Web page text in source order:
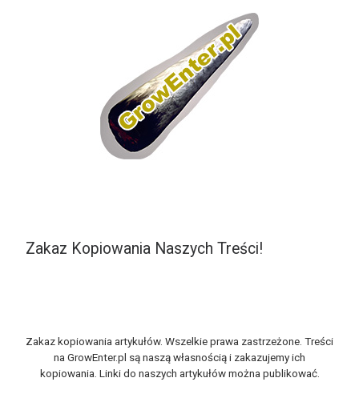
Zakaz Kopiowania Naszych Treści!
Zakaz kopiowania artykułów. Wszelkie prawa zastrzeżone. Treści
na GrowEnter.pl są naszą własnością i zakazujemy ich
kopiowania. Linki do naszych artykułów można publikować.